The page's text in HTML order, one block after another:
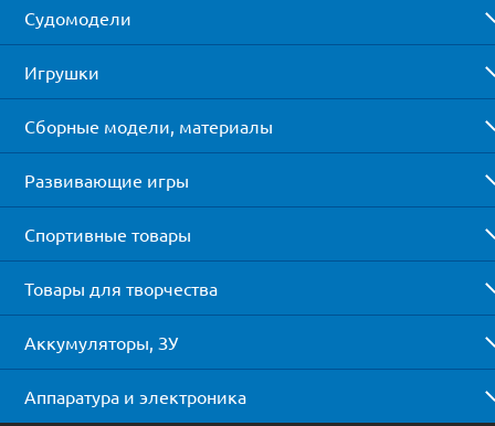
Судомодели
Игрушки
Сборные модели, материалы
Развивающие игры
Спортивные товары
Товары для творчества
Аккумуляторы, ЗУ
Аппаратура и электроника